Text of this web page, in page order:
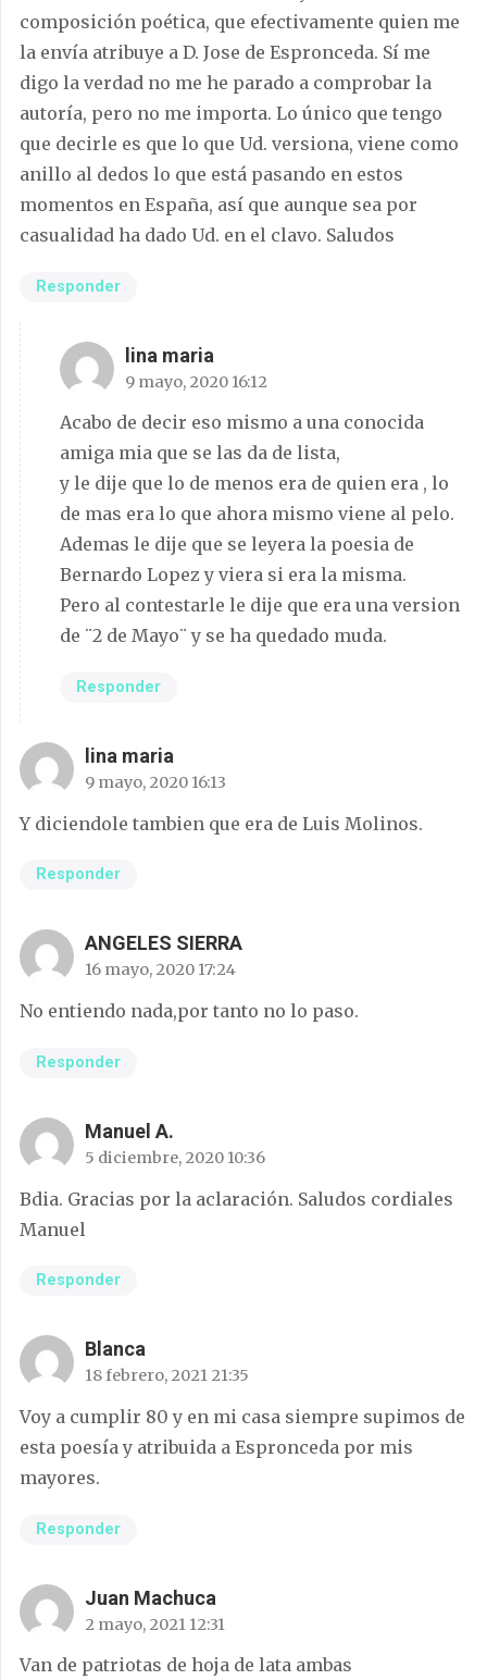
composición poética, que efectivamente quien me
la envía atribuye a D. Jose de Espronceda. Sí me
digo la verdad no me he parado a comprobar la
autoría, pero no me importa. Lo único que tengo
que decirle es que lo que Ud. versiona, viene como
anillo al dedos lo que está pasando en estos
momentos en España, así que aunque sea por
casualidad ha dado Ud. en el clavo. Saludos
Responder
lina maria
9 mayo, 2020 16:12
Acabo de decir eso mismo a una conocida
amiga mia que se las da de lista,
y le dije que lo de menos era de quien era , lo
de mas era lo que ahora mismo viene al pelo.
Ademas le dije que se leyera la poesia de
Bernardo Lopez y viera si era la misma.
Pero al contestarle le dije que era una version
de ¨2 de Mayo¨ y se ha quedado muda.
Responder
lina maria
9 mayo, 2020 16:13
Y diciendole tambien que era de Luis Molinos.
Responder
ANGELES SIERRA
16 mayo, 2020 17:24
No entiendo nada,por tanto no lo paso.
Responder
Manuel A.
5 diciembre, 2020 10:36
Bdia. Gracias por la aclaración. Saludos cordiales
Manuel
Responder
Blanca
18 febrero, 2021 21:35
Voy a cumplir 80 y en mi casa siempre supimos de
esta poesía y atribuida a Espronceda por mis
mayores.
Responder
Juan Machuca
2 mayo, 2021 12:31
Van de patriotas de hoja de lata ambas